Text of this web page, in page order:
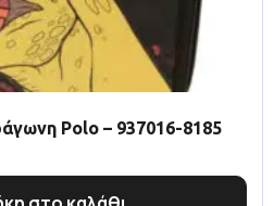
Polo – 937016-8185